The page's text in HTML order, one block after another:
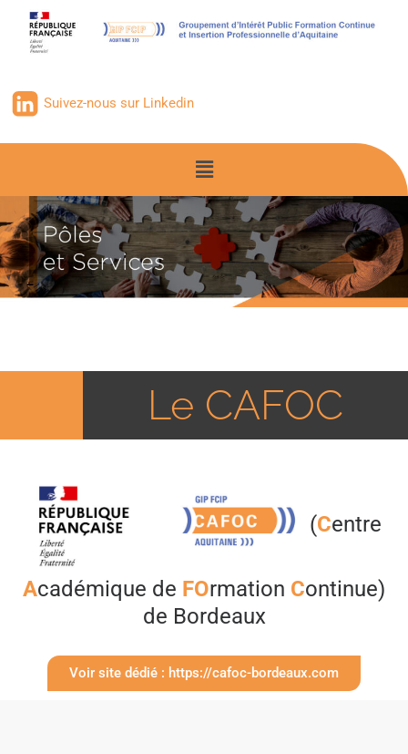
Suivez-nous sur Linkedin
Le CAFOC
(Centre
Académique de FOrmation Continue)
de Bordeaux
Voir site dédié : https://cafoc-bordeaux.com